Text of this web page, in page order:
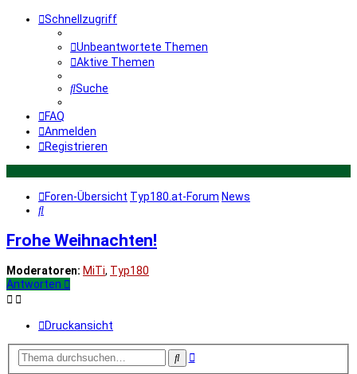
Schnellzugriff
Unbeantwortete Themen
Aktive Themen
Suche
FAQ
Anmelden
Registrieren
Foren-Übersicht Typ180.at-Forum News
Suche
Frohe Weihnachten!
Moderatoren: MiTi, Typ180
Antworten
Druckansicht
SucheErweiterte